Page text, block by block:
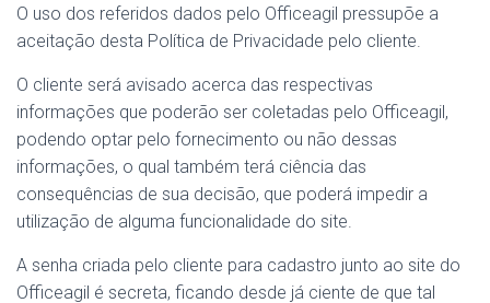
O uso dos referidos dados pelo Officeagil pressupõe a
aceitação desta Política de Privacidade pelo cliente.
O cliente será avisado acerca das respectivas
informações que poderão ser coletadas pelo Officeagil,
podendo optar pelo fornecimento ou não dessas
informações, o qual também terá ciência das
consequências de sua decisão, que poderá impedir a
utilização de alguma funcionalidade do site.
A senha criada pelo cliente para cadastro junto ao site do
Officeagil é secreta, ficando desde já ciente de que tal